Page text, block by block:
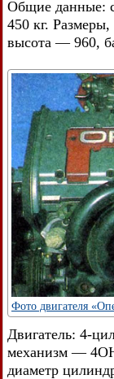
Общие данные:
450 кг.
высота — 960,
Фото двигателя
Двигатель: 4-
механизм —
диаметр